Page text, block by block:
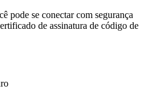
pode se conectar com segurança
de assinatura de código de